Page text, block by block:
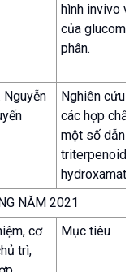
hình invivo
của
phân.
Nguyễn
Nghiên cứu
các hợp chất
một số dẫn
triterpenoid
hydroxamate
NĂM 2021
cơ
trì,
Mục tiêu